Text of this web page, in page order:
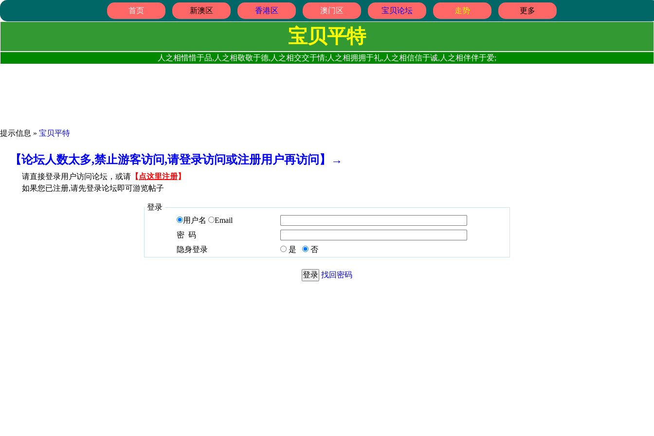
首页 新澳区 香港区 澳门区 宝贝论坛 走势 更多
宝贝平特
人之相惜惜于品,人之相敬敬于德,人之相交交于情;人之相拥拥于礼,人之相信信于诚,人之相伴伴于爱;
提示信息 » 宝贝平特
【论坛人数太多,禁止游客访问,请登录访问或注册用户再访问】→
请直接登录用户访问论坛，或请 【 点这里注册】
如果您已注册,请先登录论坛即可游览帖子
登录
用户名
Email
密 码
隐身登录
是 否
找回密码